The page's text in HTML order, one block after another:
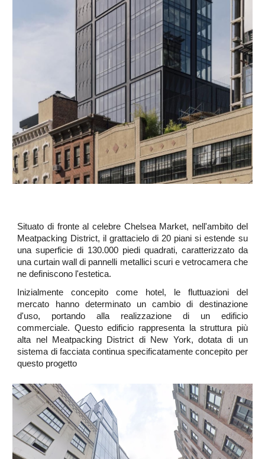
Situato di fronte al celebre Chelsea Market, nell'ambito del
Meatpacking District, il grattacielo di 20 piani si estende su
una superficie di 130.000 piedi quadrati, caratterizzato da
una curtain wall di pannelli metallici scuri e vetrocamera che
ne definiscono l'estetica.
Inizialmente concepito come hotel, le fluttuazioni del
mercato hanno determinato un cambio di destinazione
d'uso, portando alla realizzazione di un edificio
commerciale. Questo edificio rappresenta la struttura più
alta nel Meatpacking District di New York, dotata di un
sistema di facciata continua specificatamente concepito per
questo progetto